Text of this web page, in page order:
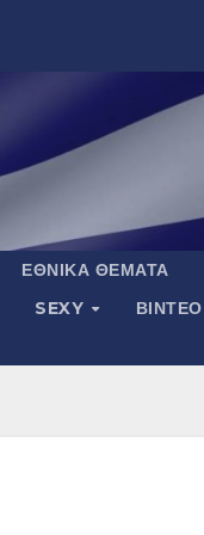
ΕΘΝΙΚΆ ΘΈΜΑΤΑ
SEXY ΒΙΝΤΕΟ